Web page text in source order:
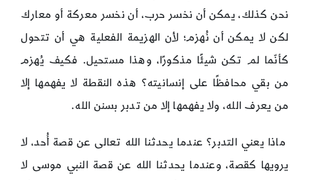
نحن كذلك، يمكن أن نخسر حرب، أن نخسر معركة أو معارك
لكن لا يمكن أن نُهزم؛ لأن الهزيمة الفعلية هي أن تتحول
كأنّما لم تكن شيئًا مذكورًا، وهذا مستحيل. فكيف يُهزم
من بقي محافظًا على إنسانيته؟ هذه النقطة لا يفهمها إلا
من يعرف الله، ولا يفهمها إلا من تدبر بسنن الله.
ماذا يعني التدبر؟ عندما يحدثنا الله تعالى عن قصة أُحد، لا
يرويها كقصة، وعندما يحدثنا الله عن قصة النبي موسى لا